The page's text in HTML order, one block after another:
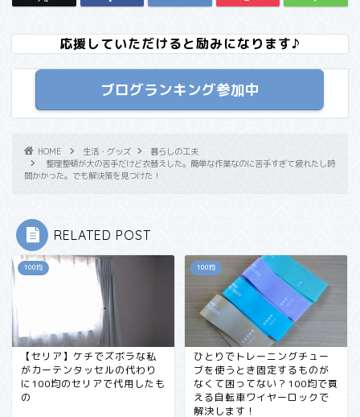
応援していただけると励みになります♪
ブログランキング参加中
HOME 生活・グッズ
暮らしの工夫
整理整頓が大の苦手だけど衣替えした。簡単な作業なのに苦手すぎて疲れたし時
間かかった。でも解決策を見つけた！
RELATED POST
100均
【セリア】ケチでズボラな私
がカーテンタッセルの代わり
に100均のセリアで代用したも
の
100均
ひとりでトレーニングチュー
ブを使うとき固定するものが
なくて困ってない？100均で買
える自転車ワイヤーロックで
解決します！